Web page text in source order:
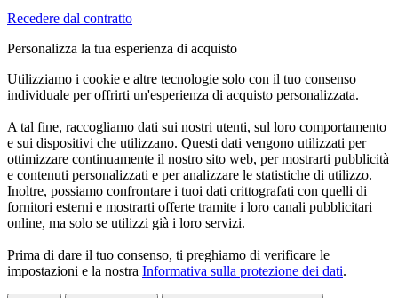
Recedere dal contratto
Personalizza la tua esperienza di acquisto
Utilizziamo i cookie e altre tecnologie solo con il tuo consenso
individuale per offrirti un'esperienza di acquisto personalizzata.
A tal fine, raccogliamo dati sui nostri utenti, sul loro comportamento
e sui dispositivi che utilizzano. Questi dati vengono utilizzati per
ottimizzare continuamente il nostro sito web, per mostrarti pubblicità
e contenuti personalizzati e per analizzare le statistiche di utilizzo.
Inoltre, possiamo confrontare i tuoi dati crittografati con quelli di
fornitori esterni e mostrarti offerte tramite i loro canali pubblicitari
online, ma solo se utilizzi già i loro servizi.
Prima di dare il tuo consenso, ti preghiamo di verificare le
impostazioni e la nostra Informativa sulla protezione dei dati.